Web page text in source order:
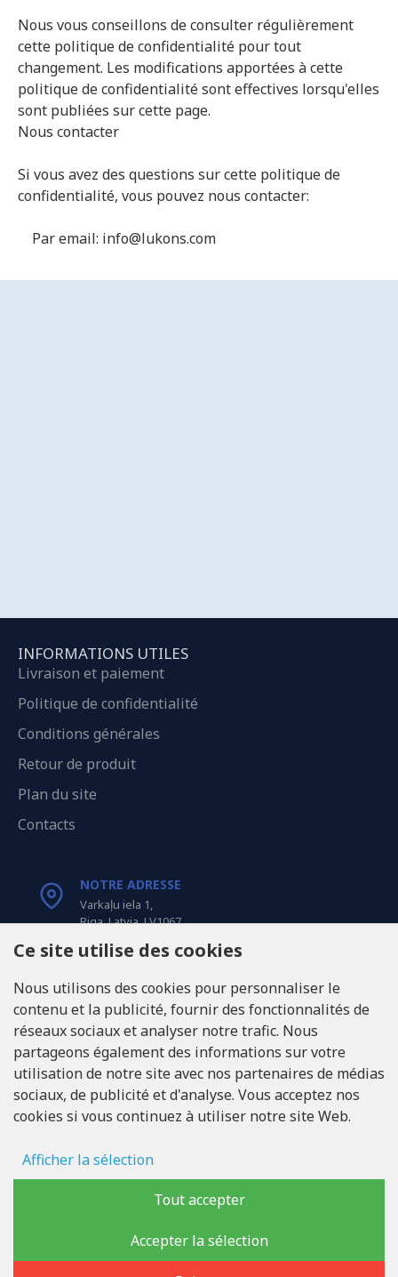
Nous vous conseillons de consulter régulièrement
cette politique de confidentialité pour tout
changement. Les modifications apportées à cette
politique de confidentialité sont effectives lorsqu'elles
sont publiées sur cette page.
Nous contacter
Si vous avez des questions sur cette politique de
confidentialité, vous pouvez nous contacter:
Par email: info@lukons.com
INFORMATIONS UTILES
Livraison et paiement
Politique de confidentialité
Conditions générales
Retour de produit
Plan du site
Contacts
NOTRE ADRESSE
Varkaļu iela 1,
Riga, Latvia, LV1067
Tel: +371 20371100
INFO@LUKONS.COM
COORDONNÉES DE L'ENTREPRISE
RITONE Sarl
Numéro de TVA LV40103717618
Copyright © 2019 - 2026, lukons.com, Tous droits réservés
Ce site utilise des cookies
Nous utilisons des cookies pour personnaliser le
contenu et la publicité, fournir des fonctionnalités de
réseaux sociaux et analyser notre trafic. Nous
partageons également des informations sur votre
utilisation de notre site avec nos partenaires de médias
sociaux, de publicité et d'analyse. Vous acceptez nos
cookies si vous continuez à utiliser notre site Web.
Afficher la sélection
Stockage des publicités
Données d'utilisateur
Tout accepter
Accepter la sélection